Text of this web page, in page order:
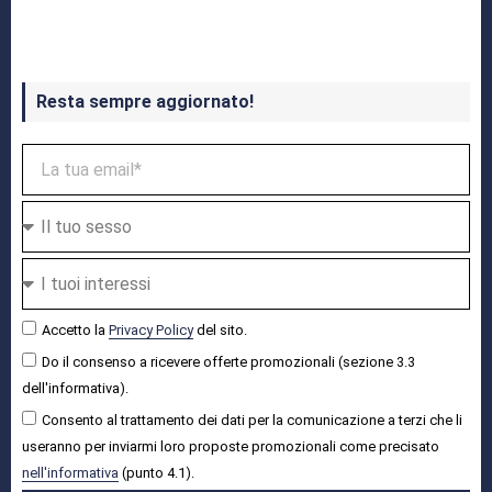
Resta sempre aggiornato!
Accetto la Privacy Policydel sito.
Do il consenso a ricevere offerte promozionali (sezione 3.3
dell'informativa).
Consento al trattamento dei dati per la comunicazione a terzi che li
useranno per inviarmi loro proposte promozionali come precisato
nell'informativa (punto 4.1).